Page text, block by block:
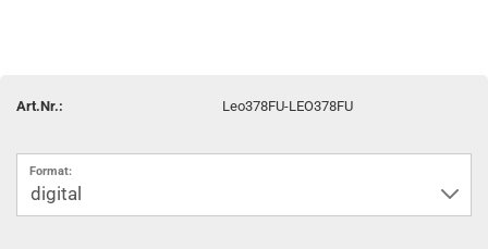
Art.Nr.: Leo378FU-LEO378FU
Format: